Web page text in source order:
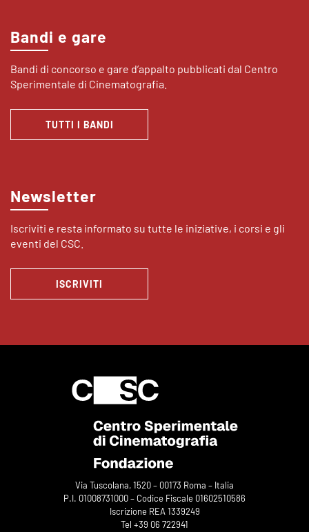
Bandi e gare
Bandi di concorso e gare d’appalto pubblicati dal Centro
Sperimentale di Cinematografia.
TUTTI I BANDI
Newsletter
Iscriviti e resta informato su tutte le iniziative, i corsi e gli
eventi del CSC.
ISCRIVITI
Via Tuscolana, 1520 – 00173 Roma – Italia
P.I. 01008731000 – Codice Fiscale 01602510586
Iscrizione REA 1339249
Tel +39 06 722941